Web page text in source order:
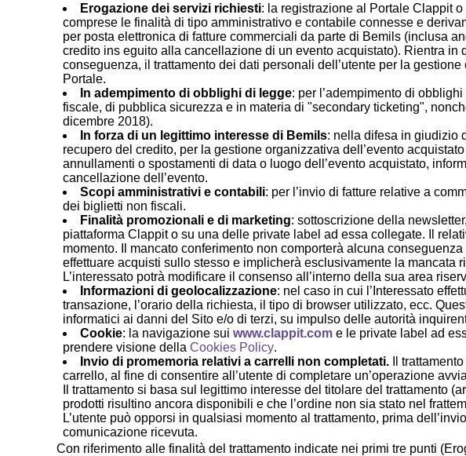
Erogazione dei servizi richiesti: la registrazione al Portale Clappit
comprese le finalità di tipo amministrativo e contabile connesse e
per posta elettronica di fatture commerciali da parte di Bemils (inclusa
credito ins eguito alla cancellazione di un evento acquistato). Rientra
conseguenza, il trattamento dei dati personali dell’utente per la
Portale.
In adempimento di obblighi di legge: per l’adempimento di
fiscale, di pubblica sicurezza e in materia di "secondary ticketing",
dicembre 2018).
In forza di un legittimo interesse di Bemils: nella difesa in giudizio
recupero del credito, per la gestione organizzativa dell’evento
annullamenti o spostamenti di data o luogo dell’evento acquistato,
cancellazione dell’evento.
Scopi amministrativi e contabili: per l’invio di fatture relative a
dei biglietti non fiscali.
Finalità promozionali e di marketing: sottoscrizione della
piattaforma Clappit o su una delle private label ad essa collegate. Il
momento. Il mancato conferimento non comporterà alcuna
effettuare acquisti sullo stesso e implicherà esclusivamente la
L’interessato potrà modificare il consenso all’interno della sua area
Informazioni di geolocalizzazione: nel caso in cui l’Interessato
transazione, l’orario della richiesta, il tipo di browser utilizzato, ecc.
informatici ai danni del Sito e/o di terzi, su impulso delle autorità
Cookie: la navigazione sui www.clappit.come le private label ad
prendere visione della Cookies Policy.
Invio di promemoria relativi a carrelli non completati.Il trattamento
carrello, al fine di consentire all’utente di completare un’operazione
Il trattamento si basa sul legittimo interesse del titolare del trattamento
prodotti risultino ancora disponibili e che l’ordine non sia stato nel
L’utente può opporsi in qualsiasi momento al trattamento, prima
comunicazione ricevuta.
Con riferimento alle finalità del trattamento indicate nei primi tre punti